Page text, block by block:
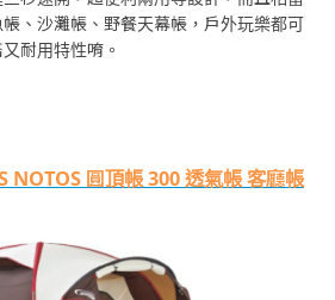
、沙灘帳、野餐天幕帳，戶外玩樂都可
耐用特性唷。
NOTOS 圓頂帳 300 透氣帳 客廳帳